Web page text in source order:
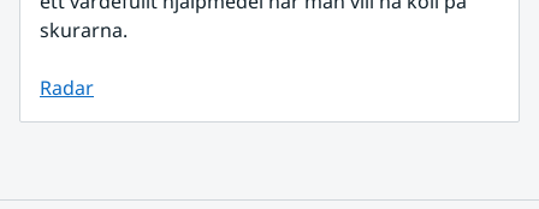
skurarna.
Radar